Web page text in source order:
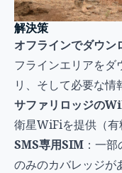
解決策
オフラインでダウン
フラインエリアをダ
リ、そして必要な情
サファリロッジの
衛星WiFiを提供（有
SMS専用SIM ：一
のみのカバレッジが